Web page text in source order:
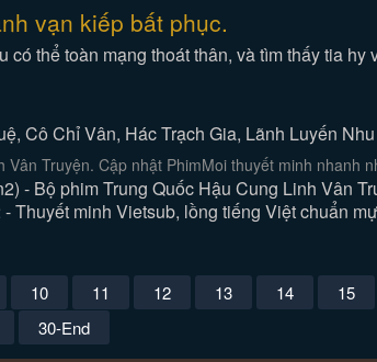
vạn kiếp bất phục.
thể toàn mạng thoát thân, và tìm thấy tia
Cô Chỉ Vân, Hác Trạch Gia, Lãnh Luyến Nhu
Vân Truyện. Cập nhật PhimMoi thuyết minh nhanh
- Bộ phim Trung Quốc Hậu Cung Linh Vân
Thuyết minh Vietsub, lồng tiếng Việt chuẩn
10 11 12 13 14 15
30-End